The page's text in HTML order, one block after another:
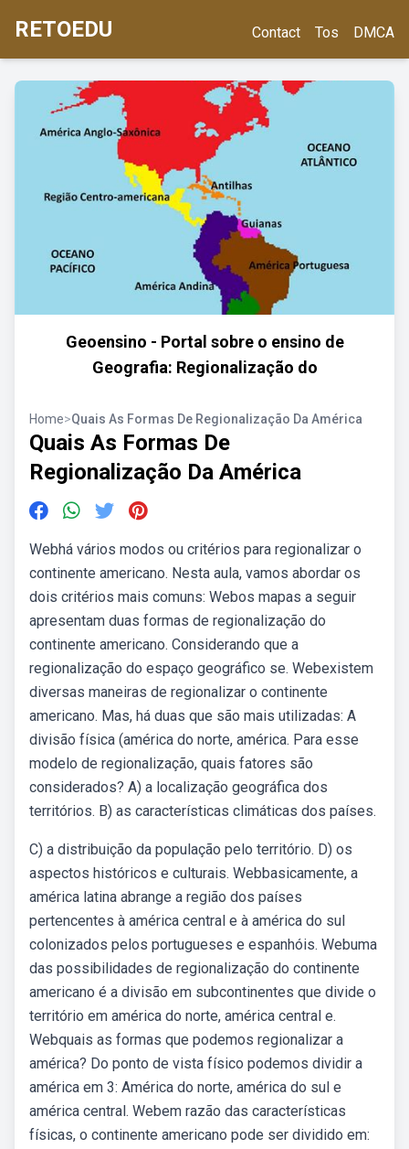
RETOEDU Contact Tos DMCA
Geoensino - Portal sobre o ensino de
Geografia: Regionalização do
Home>Quais As Formas De Regionalização Da América
Quais As Formas De
Regionalização Da América
Webhá vários modos ou critérios para regionalizar o
continente americano. Nesta aula, vamos abordar os
dois critérios mais comuns: Webos mapas a seguir
apresentam duas formas de regionalização do
continente americano. Considerando que a
regionalização do espaço geográfico se. Webexistem
diversas maneiras de regionalizar o continente
americano. Mas, há duas que são mais utilizadas: A
divisão física (américa do norte, américa. Para esse
modelo de regionalização, quais fatores são
considerados? A) a localização geográfica dos
territórios. B) as características climáticas dos países.
C) a distribuição da população pelo território. D) os
aspectos históricos e culturais. Webbasicamente, a
américa latina abrange a região dos países
pertencentes à américa central e à américa do sul
colonizados pelos portugueses e espanhóis. Webuma
das possibilidades de regionalização do continente
americano é a divisão em subcontinentes que divide o
território em américa do norte, américa central e.
Webquais as formas que podemos regionalizar a
américa? Do ponto de vista físico podemos dividir a
américa em 3: América do norte, américa do sul e
américa central. Webem razão das características
físicas, o continente americano pode ser dividido em: